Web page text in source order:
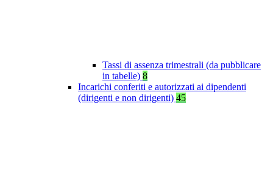
Tassi di assenza trimestrali (da pubblicare
in tabelle) 8
Incarichi conferiti e autorizzati ai dipendenti
(dirigenti e non dirigenti) 45